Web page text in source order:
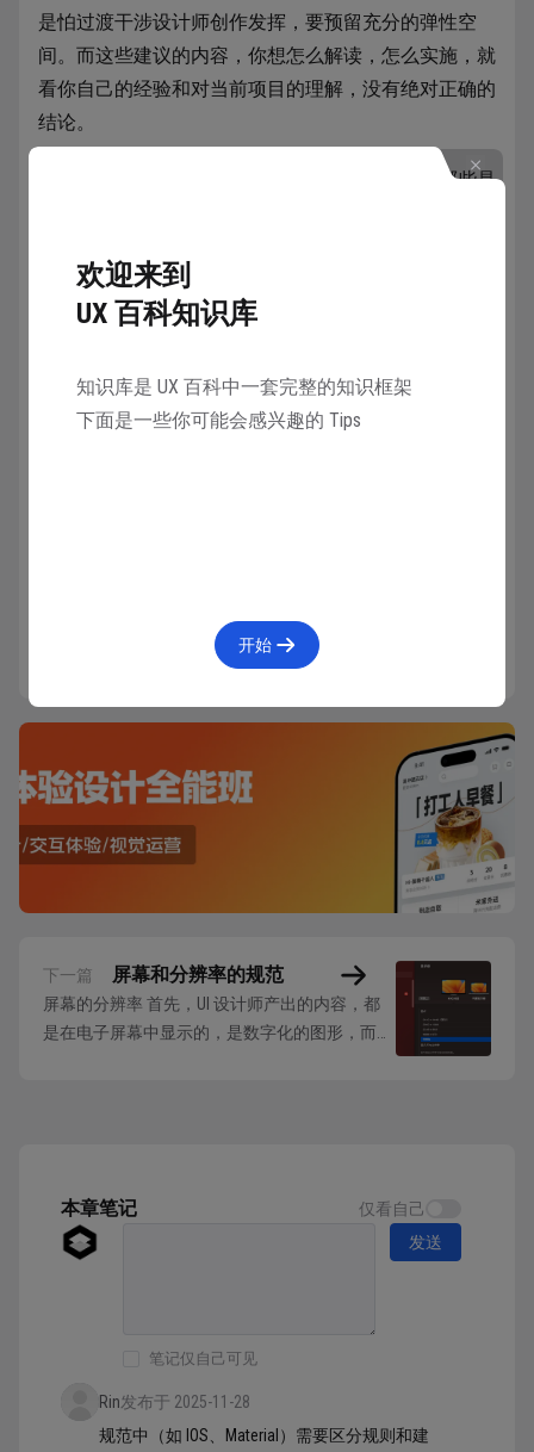
是怕过渡干涉设计师创作发挥，要预留充分的弹性空
间。而这些建议的内容，你想怎么解读，怎么实施，就
看你自己的经验和对当前项目的理解，没有绝对正确的
结论。
规范学习首先要学会的，就是分辨哪些是规则，哪些是
下一篇 屏幕和分辨率的规范
屏幕的分辨率 首先，UI 设计师产出的内容，都
是在电子屏幕中显示的，是数字化的图形，而不
本章笔记 仅看自己
笔记仅自己可见
发送
Rin发布于 2025-11-28
规范中（如 IOS、Material）需要区分规则和建
欢迎来到
UX 百科知识库
知识库是 UX 百科中一套完整的知识框架
下面是一些你可能会感兴趣的 Tips
开始